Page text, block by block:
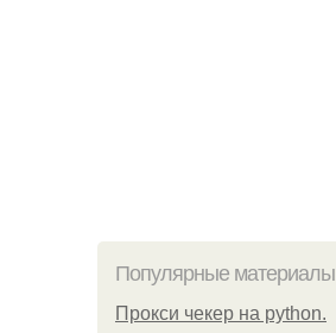
Популярные материалы
Прокси чекер на python.